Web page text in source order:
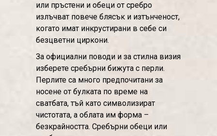
или пръстени и обеци от сребро
излъчват повече блясък и изтънченост,
когато имат инкрустирани в себе си
безцветни циркони.
За официални поводи и за стилна визия
изберете сребърни бижута с перли.
Перлите са много предпочитани за
носене от булката по време на
сватбата, тъй като символизират
чистотата, а облата им форма –
безкрайността. Сребърни обеци или